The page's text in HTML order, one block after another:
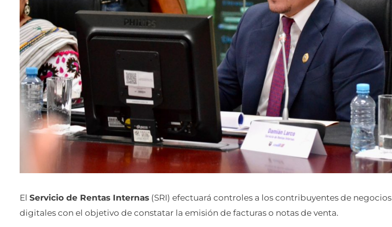
El Servicio de Rentas Internas (SRI) efectuará controles a los contribuyentes de negocios
digitales con el objetivo de constatar la emisión de facturas o notas de venta.